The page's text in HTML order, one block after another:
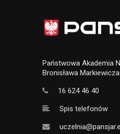
Państwowa Akademia
Bronisława
16 624 46 40
Spis telefonów